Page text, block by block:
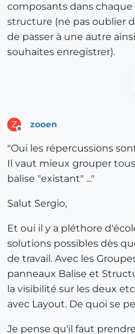
composants dans
structure (ne pas oublier
de passer à une autre
souhaites enregistrer).
Z zooen
"Oui les répercussions
Il vaut mieux grouper
balise "existant" ..."
Salut Sergio,
Et oui il y a pléthore
solutions possibles dès
de travail. Avec les
panneaux Balise et
la visibilité sur les deux
avec Layout. De quoi se
Je pense qu'il faut